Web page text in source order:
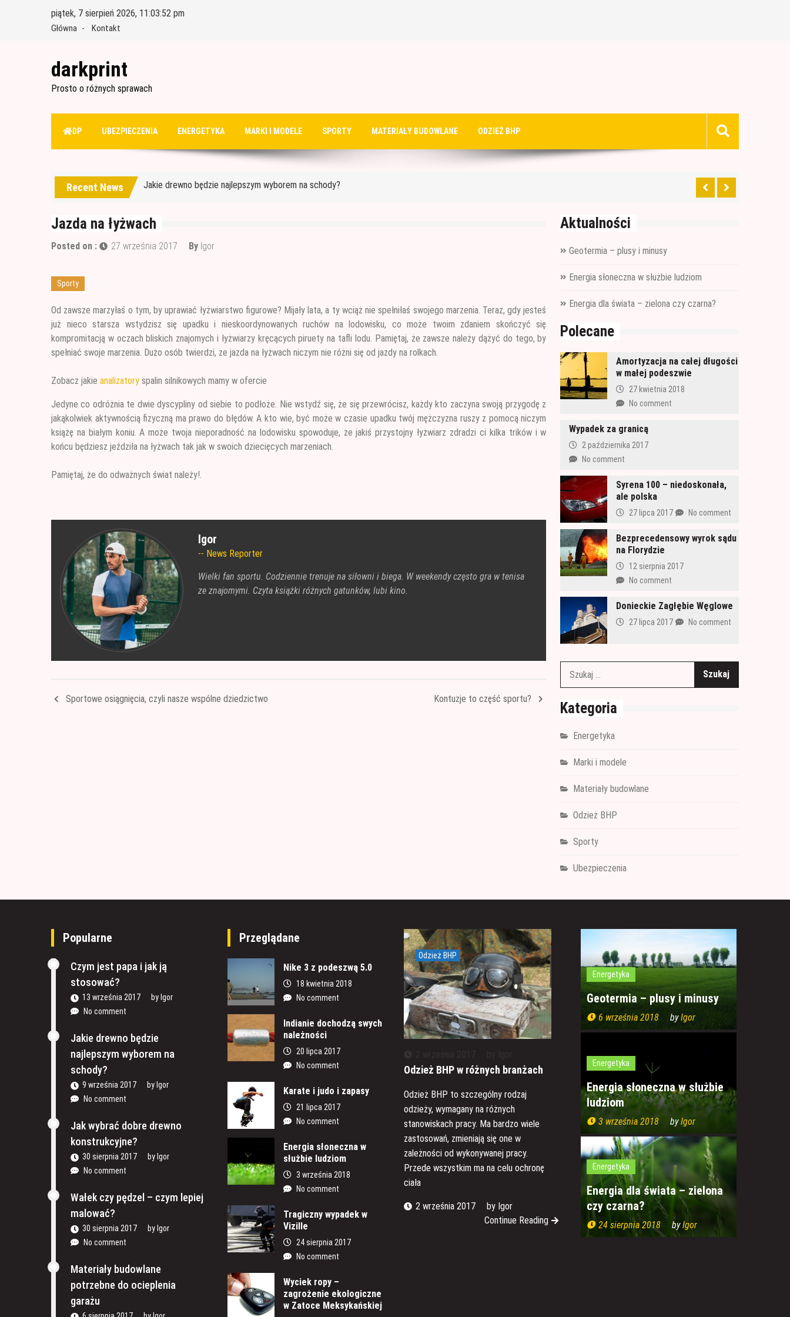
piątek, 7 sierpień 2026, 11:03:53 pm
Główna Kontakt
darkprint
Prosto o różnych sprawach
DP UBEZPIECZENIA ENERGETYKA MARKI I MODELE SPORTY MATERIAŁY BUDOWLANE ODZIEŻ BHP
Recent News
Materiały budowlane potrzebne do ocieplenia garażu
Czym jest papa i jak ją stosować?
Wałek czy pędzel – czym lepiej malować?
Materiały budowlane potrzebne do ocieplenia garażu
Jazda na łyżwach
Posted on : 27 września 2017 By Igor
Sporty
Od zawsze marzyłaś o tym, by uprawiać łyżwiarstwo figurowe? Mijały lata, a ty wciąż nie spełniłaś swojego marzenia. Teraz, gdy jesteś
już nieco starsza wstydzisz się upadku i nieskoordynowanych ruchów na lodowisku, co może twoim zdaniem skończyć się
kompromitacją w oczach bliskich znajomych i łyżwiarzy kręcących piruety na tafli lodu. Pamiętaj, że zawsze należy dążyć do tego, by
spełniać swoje marzenia. Dużo osób twierdzi, ze jazda na łyżwach niczym nie różni się od jazdy na rolkach.
Zobacz jakie analizatory spalin silnikowych mamy w ofercie
Jedyne co odróżnia te dwie dyscypliny od siebie to podłoże. Nie wstydź się, że się przewrócisz, każdy kto zaczyna swoją przygodę z
jakąkolwiek aktywnością fizyczną ma prawo do błędów. A kto wie, być może w czasie upadku twój mężczyzna ruszy z pomocą niczym
książę na białym koniu. A może twoja nieporadność na lodowisku spowoduje, że jakiś przystojny łyżwiarz zdradzi ci kilka trików i w
końcu będziesz jeździła na łyżwach tak jak w swoich dziecięcych marzeniach.
Pamiętaj, że do odważnych świat należy!.
Igor
News Reporter
Wielki fan sportu. Codziennie trenuje na siłowni i biega. W weekendy często gra w tenisa
ze znajomymi. Czyta książki różnych gatunków, lubi kino.
Sportowe osiągnięcia, czyli nasze wspólne dziedzictwo Kontuzje to część sportu?
Aktualności
Geotermia – plusy i minusy
Energia słoneczna w służbie ludziom
Energia dla świata – zielona czy czarna?
Polecane
Amortyzacja na całej długości
w małej podeszwie
27 kwietnia 2018
No comment
Wypadek za granicą
2 października 2017
No comment
Syrena 100 – niedoskonała,
ale polska
27 lipca 2017 No comment
Bezprecedensowy wyrok sądu
na Florydzie
12 sierpnia 2017
No comment
Donieckie Zagłębie Węglowe
27 lipca 2017 No comment
Kategoria
Energetyka
Marki i modele
Materiały budowlane
Odzież BHP
Sporty
Ubezpieczenia
Popularne
Czym jest papa i jak ją
stosować?
13 września 2017 by Igor
No comment
Jakie drewno będzie
najlepszym wyborem na
schody?
9 września 2017 by Igor
No comment
Jak wybrać dobre drewno
konstrukcyjne?
30 sierpnia 2017 by Igor
No comment
Wałek czy pędzel – czym lepiej
malować?
30 sierpnia 2017 by Igor
No comment
Materiały budowlane
potrzebne do ocieplenia
garażu
Przeglądane
Nike 3 z podeszwą 5.0
18 kwietnia 2018
No comment
Indianie dochodzą swych
należności
20 lipca 2017
No comment
Karate i judo i zapasy
21 lipca 2017
No comment
Energia słoneczna w
służbie ludziom
3 września 2018
No comment
Tragiczny wypadek w
Vizille
24 sierpnia 2017
No comment
Wyciek ropy –
zagrożenie ekologiczne
w Zatoce Meksykańskiej
Odzież BHP
Odzież BHP w różnych branżach
Odzież BHP to szczególny rodzaj
odzieży, wymagany na różnych
stanowiskach pracy. Ma bardzo wiele
zastosowań, zmieniają się one w
zależności od wykonywanej pracy.
Przede wszystkim ma na celu ochronę
ciała
2 września 2017 by Igor
Continue Reading
Energetyka
Geotermia – plusy i minusy
6 września 2018 byIgor
Energetyka
Energia słoneczna w służbie
ludziom
3 września 2018 byIgor
Energetyka
Energia dla świata – zielona
czy czarna?
24 sierpnia 2018 byIgor